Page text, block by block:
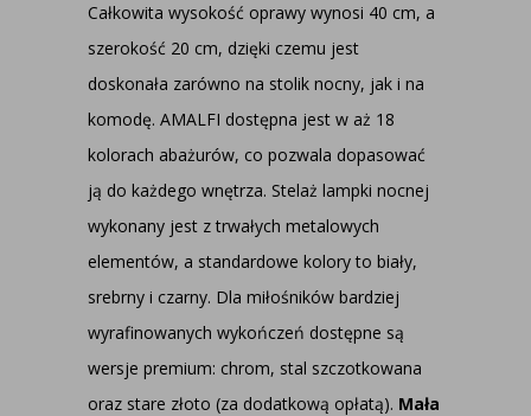
Całkowita wysokość oprawy wynosi 40 cm, a
szerokość 20 cm, dzięki czemu jest
doskonała zarówno na stolik nocny, jak i na
komodę. AMALFI dostępna jest w aż 18
kolorach abażurów, co pozwala dopasować
ją do każdego wnętrza. Stelaż lampki nocnej
wykonany jest z trwałych metalowych
elementów, a standardowe kolory to biały,
srebrny i czarny. Dla miłośników bardziej
wyrafinowanych wykończeń dostępne są
wersje premium: chrom, stal szczotkowana
oraz stare złoto (za dodatkową opłatą). Mała